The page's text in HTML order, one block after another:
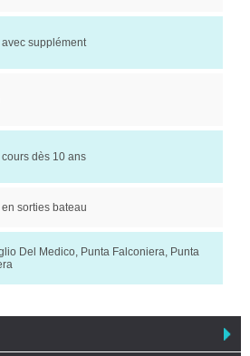
avec supplément
cours dès 10 ans
en sorties bateau
Del Medico, Punta Falconiera, Punta